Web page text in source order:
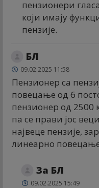
пензионери
који имају
пензије.
БЛ
09.02.2025 11:58
Пензионер са
повецање од 6
пензионер од 2500
па се прави јос
највеце пензије,
линеарно
За БЛ
09.02.2025 15:49